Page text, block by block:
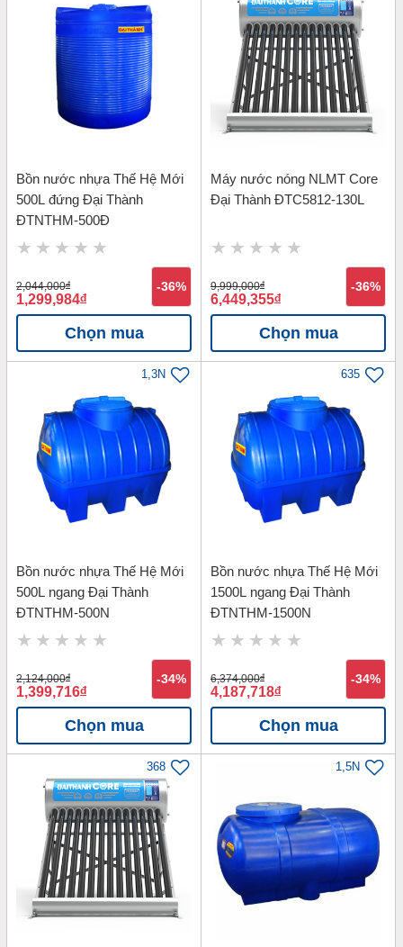
Bồn nước nhựa Thế Hệ Mới
500L đứng Đại Thành
ĐTNTHM-500Đ
2,044,000đ
1,299,984đ
-36%
Chọn mua
Máy nước nóng NLMT Core
Đại Thành ĐTC5812-130L
9,999,000đ
6,449,355đ
-36%
Chọn mua
1,3N
Bồn nước nhựa Thế Hệ Mới
500L ngang Đại Thành
ĐTNTHM-500N
2,124,000đ
1,399,716đ
-34%
Chọn mua
635
Bồn nước nhựa Thế Hệ Mới
1500L ngang Đại Thành
ĐTNTHM-1500N
6,374,000đ
4,187,718đ
-34%
Chọn mua
368 1,5N